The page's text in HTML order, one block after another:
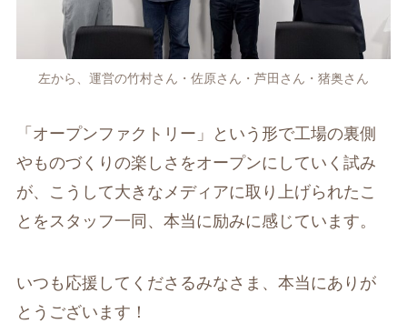
左から、運営の竹村さん・佐原さん・芦田さん・猪奥さん
「オープンファクトリー」という形で工場の裏側
やものづくりの楽しさをオープンにしていく試み
が、こうして大きなメディアに取り上げられたこ
とをスタッフ一同、本当に励みに感じています。
いつも応援してくださるみなさま、本当にありが
とうございます！